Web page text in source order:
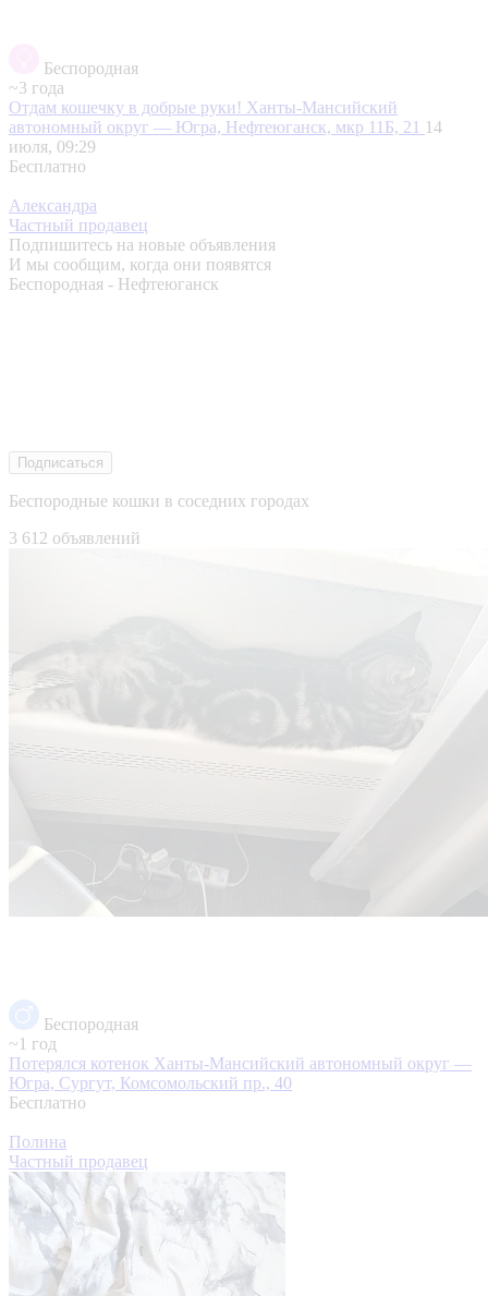
Беспородная
~3 года
Отдам кошечку в добрые руки! Ханты-Мансийский
автономный округ — Югра, Нефтеюганск, мкр 11Б, 21 14
июля, 09:29
Бесплатно
Александра
Частный продавец
Подпишитесь на новые объявления
И мы сообщим, когда они появятся
Беспородная - Нефтеюганск
Подписаться
Беспородные кошки в соседних городах
3 612 объявлений
Беспородная
~1 год
Потерялся котенок Ханты-Мансийский автономный округ —
Югра, Сургут, Комсомольский пр., 40
Бесплатно
Полина
Частный продавец